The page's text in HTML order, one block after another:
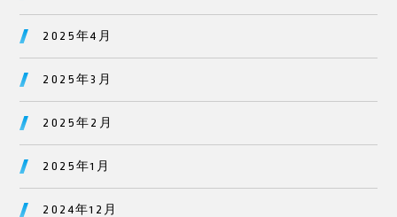
2025年4月
2025年3月
2025年2月
2025年1月
2024年12月